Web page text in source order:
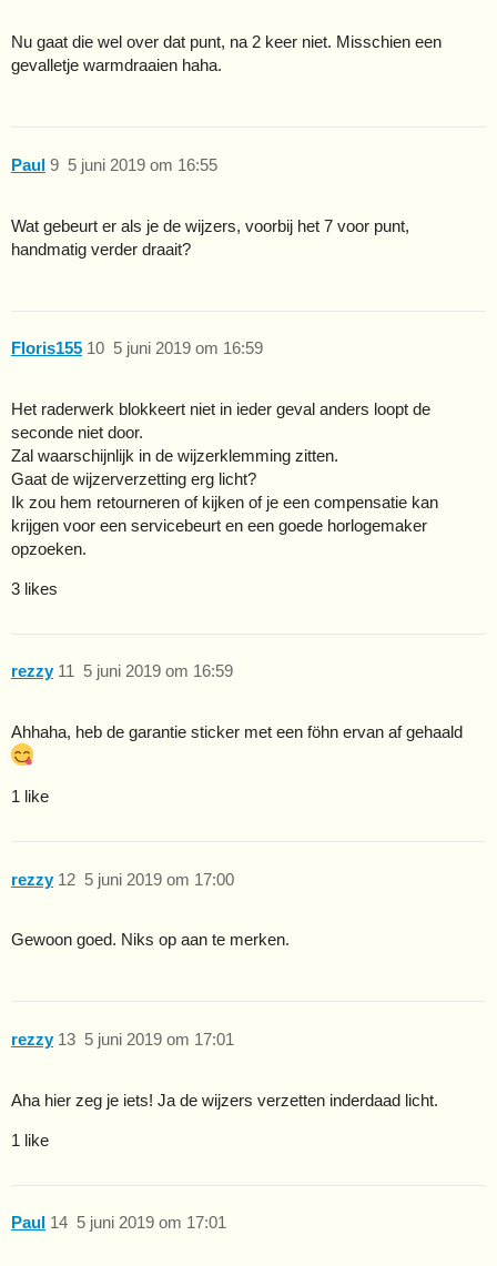
Nu gaat die wel over dat punt, na 2 keer niet. Misschien een
gevalletje warmdraaien haha.
Paul 5 juni 2019 om 16:55
9
Wat gebeurt er als je de wijzers, voorbij het 7 voor punt,
handmatig verder draait?
Floris155 5 juni 2019 om 16:59
10
Het raderwerk blokkeert niet in ieder geval anders loopt de
seconde niet door.
Zal waarschijnlijk in de wijzerklemming zitten.
Gaat de wijzerverzetting erg licht?
Ik zou hem retourneren of kijken of je een compensatie kan
krijgen voor een servicebeurt en een goede horlogemaker
opzoeken.
3 likes
rezzy 5 juni 2019 om 16:59
11
Ahhaha, heb de garantie sticker met een föhn ervan af gehaald
1 like
rezzy 5 juni 2019 om 17:00
12
Gewoon goed. Niks op aan te merken.
rezzy 5 juni 2019 om 17:01
13
Aha hier zeg je iets! Ja de wijzers verzetten inderdaad licht.
1 like
Paul 5 juni 2019 om 17:01
14